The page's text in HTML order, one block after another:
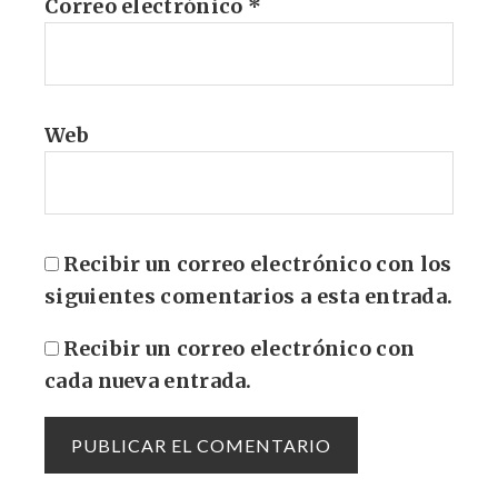
Correo electrónico *
Web
Recibir un correo electrónico con los
siguientes comentarios a esta entrada.
Recibir un correo electrónico con
cada nueva entrada.